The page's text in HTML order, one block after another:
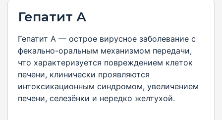
Гепатит А
Гепатит А — острое вирусное заболевание с
фекально-оральным механизмом передачи,
что характеризуется повреждением клеток
печени, клинически проявляются
интоксикационным синдромом, увеличением
печени, селезёнки и нередко желтухой.